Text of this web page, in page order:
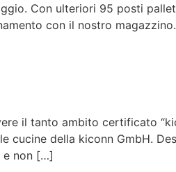
Con ulteriori 95 posti
con il nostro
il tanto ambito certificato
della kiconn GmbH.
e non […]